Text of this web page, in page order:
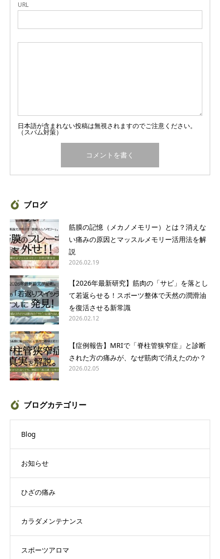
URL
日本語が含まれない投稿は無視されますのでご注意ください。
（スパム対策）
ブログ
筋膜の記憶（メカノメモリー）とは？消えな
い痛みの原因とマッスルメモリー活用法を解
説
2026.02.19
【2026年最新研究】筋肉の「サビ」を落とし
て若返らせる！スポーツ整体で天然の潤滑油
を復活させる新常識
2026.02.12
【症例報告】MRIで「脊柱管狭窄症」と診断
された方の痛みが、なぜ筋肉で消えたのか？
2026.02.05
ブログカテゴリー
Blog
お知らせ
ひざの痛み
カラダメンテナンス
スポーツアロマ